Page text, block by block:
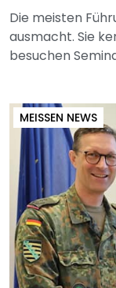
Die meisten
ausmacht. Sie
besuchen
MEISSEN NEWS